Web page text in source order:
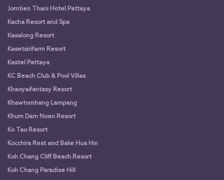
Jomtien Thani Hotel Pattaya
Kacha Resort and Spa
Kasalong Resort
Kasetsirifarm Resort
Kastel Pattaya
KC Beach Club & Pool Villas
Khaoyaifantasy Resort
Khawtomhang Lampang
Khum Dam Noen Resort
Ko Tao Resort
Kocchira Rest and Bake Hua Hin
Koh Chang Cliff Beach Resort
Koh Chang Paradise Hill